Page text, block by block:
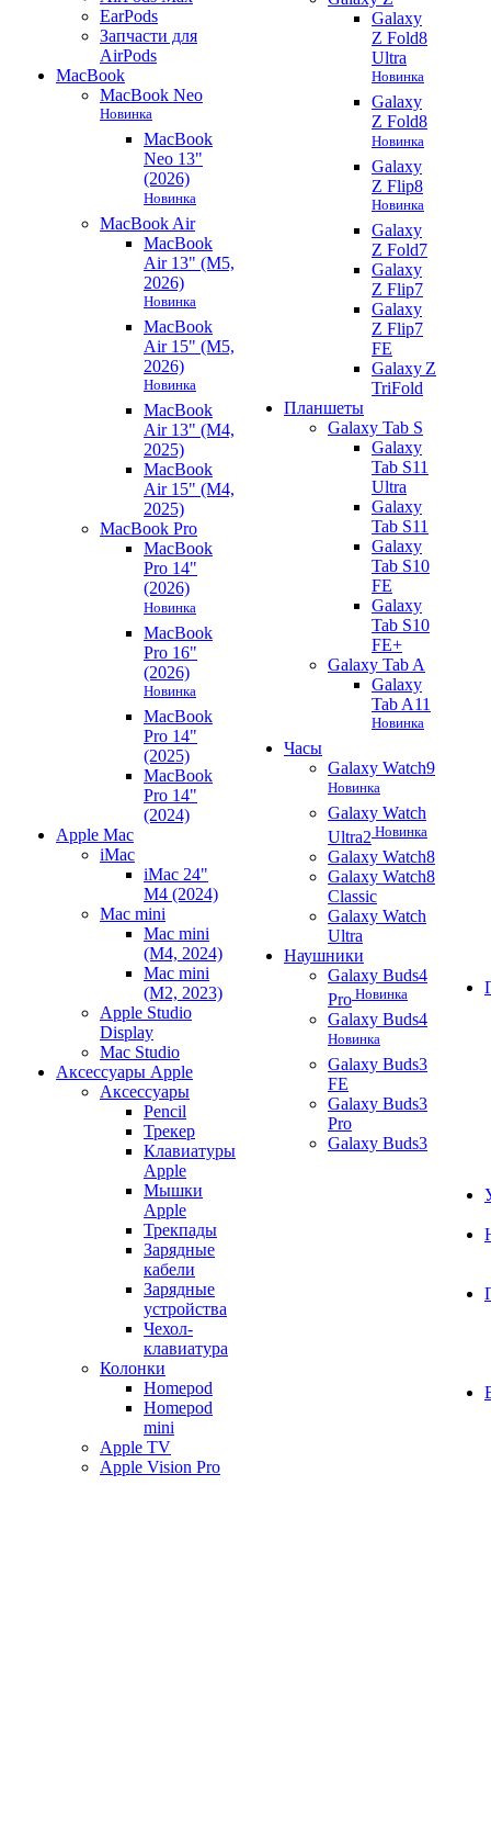
EarPods
Запчасти для
AirPods
MacBook
MacBook Neo
Новинка
MacBook
Neo 13"
(2026)
Новинка
MacBook Air
MacBook
Air 13" (M5,
2026)
Новинка
MacBook
Air 15" (M5,
2026)
Новинка
MacBook
Air 13" (M4,
2025)
MacBook
Air 15" (M4,
2025)
MacBook Pro
MacBook
Pro 14"
(2026)
Новинка
MacBook
Pro 16"
(2026)
Новинка
MacBook
Pro 14"
(2025)
MacBook
Pro 14"
(2024)
Apple Mac
iMac
iMac 24"
M4 (2024)
Mac mini
Mac mini
(M4, 2024)
Mac mini
(M2, 2023)
Apple Studio
Display
Mac Studio
Аксессуары Apple
Аксессуары
Pencil
Трекер
Клавиатуры
Apple
Мышки
Apple
Трекпады
Зарядные
кабели
Зарядные
устройства
Чехол-
клавиатура
Колонки
Homepod
Homepod
mini
Apple TV
Apple Vision Pro
Galaxy
Z Fold8
Ultra
Новинка
Galaxy
Z Fold8
Новинка
Galaxy
Z Flip8
Новинка
Galaxy
Z Fold7
Galaxy
Z Flip7
Galaxy
Z Flip7
FE
Galaxy Z
TriFold
Планшеты
Galaxy Tab S
Galaxy
Tab S11
Ultra
Galaxy
Tab S11
Galaxy
Tab S10
FE
Galaxy
Tab S10
FE+
Galaxy Tab A
Galaxy
Tab A11
Новинка
Часы
Galaxy Watch9
Новинка
Galaxy Watch
Ultra2 Новинка
Galaxy Watch8
Galaxy Watch8
Classic
Galaxy Watch
Ultra
Наушники
Galaxy Buds4
Pro Новинка
Galaxy Buds4
Новинка
Galaxy Buds3
FE
Galaxy Buds3
Pro
Galaxy Buds3